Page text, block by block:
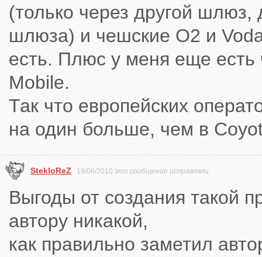
(только через другой шлюз,
шлюза) и чешские O2 и
есть. Плюс у меня еще есть
Mobile.
Так что европейских
на один больше, чем в
StekloReZ 19/06/2010 это сообщение исправляли
Выгоды от создания такой
автору никакой,
как правильно заметил